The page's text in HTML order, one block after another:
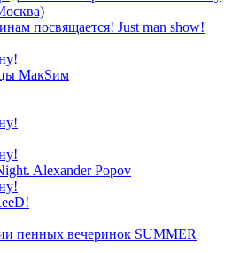
посвящается! Just man show!
МакSим
Alexander Popov
пенных вечеринок SUMMER